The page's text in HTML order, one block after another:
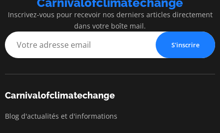
Inscrivez-vous pour recevoir nos derniers articles directement
dans votre boîte mail.
S'inscrire
Carnivalofclimatechange
Blog d'actualités et d'informations